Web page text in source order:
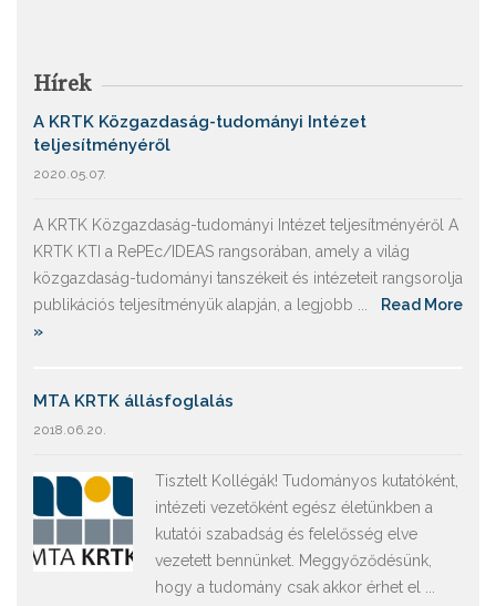
Hírek
A KRTK Közgazdaság-tudományi Intézet
teljesítményéről
2020.05.07.
A KRTK Közgazdaság-tudományi Intézet teljesítményéről A
KRTK KTI a RePEc/IDEAS rangsorában, amely a világ
közgazdaság-tudományi tanszékeit és intézeteit rangsorolja
publikációs teljesítményük alapján, a legjobb ...
Read More
»
MTA KRTK állásfoglalás
2018.06.20.
Tisztelt Kollégák! Tudományos kutatóként,
intézeti vezetőként egész életünkben a
kutatói szabadság és felelősség elve
vezetett bennünket. Meggyőződésünk,
hogy a tudomány csak akkor érhet el ...